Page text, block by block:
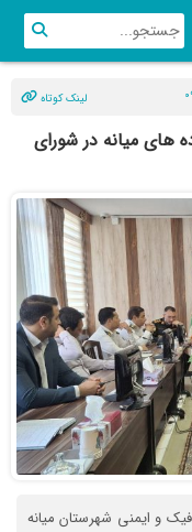
لینک کوتاه
های میانه در شورای
و ایمنی شهرستان میانه